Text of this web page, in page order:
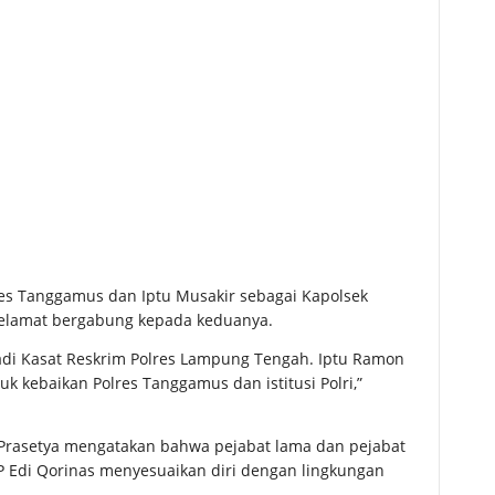
Tanggamus dan Iptu Musakir sebagai Kapolsek
bergabung kepada keduanya.
Kasat Reskrim Polres Lampung Tengah. Iptu Ramon
kebaikan Polres Tanggamus dan istitusi Polri,”
mengatakan bahwa pejabat lama dan pejabat
Qorinas menyesuaikan diri dengan lingkungan